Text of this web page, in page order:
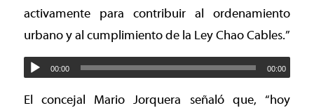
activamente para contribuir al ordenamiento
urbano y al cumplimiento de la Ley Chao Cables.”
00:00 00:00
El concejal Mario Jorquera señaló que, “hoy